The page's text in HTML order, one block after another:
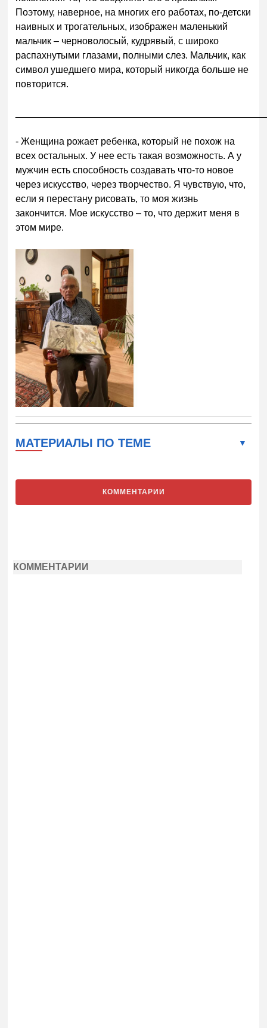
Поэтому, наверное, на многих его работах, по-детски
наивных и трогательных, изображен маленький
мальчик – черноволосый, кудрявый, с широко
распахнутыми глазами, полными слез. Мальчик, как
символ ушедшего мира, который никогда больше не
повторится.
- Женщина рожает ребенка, который не похож на
всех остальных. У нее есть такая возможность. А у
мужчин есть способность создавать что-то новое
через искусство, через творчество. Я чувствую, что,
если я перестану рисовать, то моя жизнь
закончится. Мое искусство – то, что держит меня в
этом мире.
МАТЕРИАЛЫ ПО ТЕМЕ
КОММЕНТАРИИ
КОММЕНТАРИИ